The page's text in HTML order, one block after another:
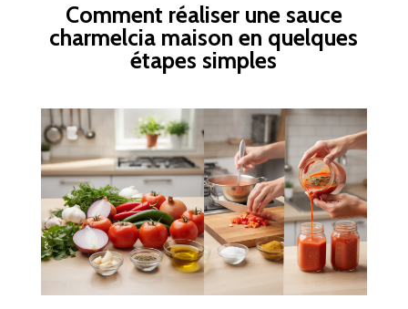
Comment réaliser une sauce
charmelcia maison en quelques
étapes simples